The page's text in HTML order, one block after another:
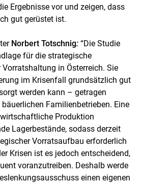
to main content
Ergebnisse vor und zeigen, dass
gut gerüstet ist.
Norbert Totschnig:“Die Studie
für die strategische
in Österreich. Sie
im Krisenfall grundsätzlich gut
werden kann – getragen
Familienbetrieben. Eine
Produktion
Lagerbestände, sodass derzeit
Vorratsaufbau erforderlich
Krisen ist es jedoch entscheidend,
voranzutreiben. Deshalb werde
einen eigenen